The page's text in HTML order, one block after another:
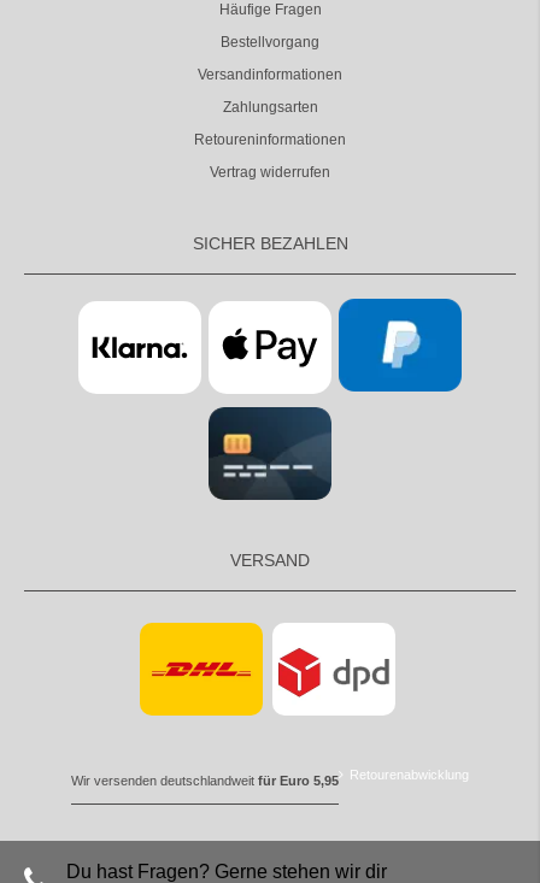
Häufige Fragen
Bestellvorgang
Versandinformationen
Zahlungsarten
Retoureninformationen
Vertrag widerrufen
SICHER BEZAHLEN
VERSAND
Wir versenden deutschlandweit für Euro 5,95 Retourenabwicklung
Du hast Fragen? Gerne stehen wir dir